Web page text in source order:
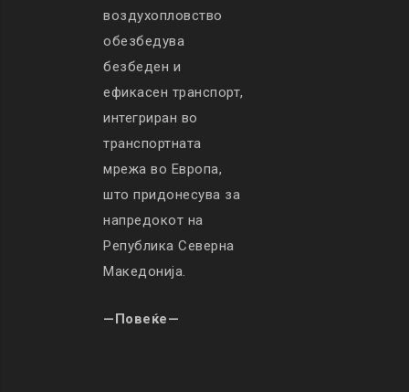
воздухопловство
обезбедува
безбеден и
ефикасен транспорт,
интегриран во
транспортната
мрежа во Европа,
што придонесува за
напредокот на
Република Северна
Македонија.
—Повеќе—